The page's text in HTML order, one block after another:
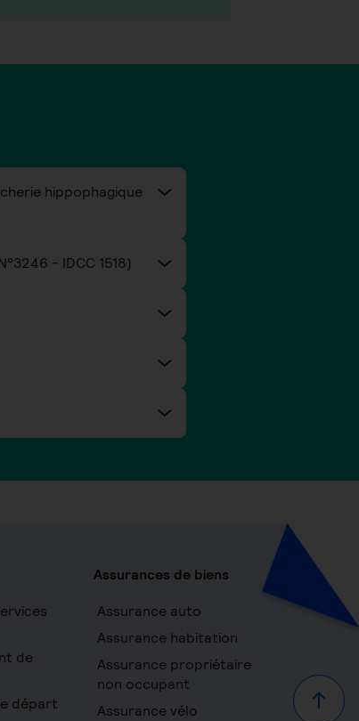
hippophagique
prévoyance et santé de la convention collective nationale Eclat (Animation) -(N°3246 - IDCC 1518)
Haut
de
départ
Assurances de biens
Assurance auto
Assurance habitation
Assurance propriétaire
non occupant
Assurance vélo